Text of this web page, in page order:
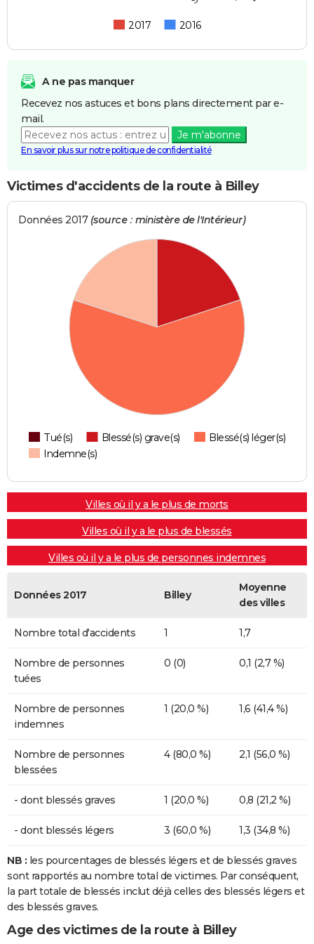
2017 2016
A ne pas manquer
Recevez nos astuces et bons plans directement par e-
mail.
Je m'abonne
En savoir plus sur notre politique de confidentialité
Victimes d'accidents de la route à Billey
Données 2017 (source : ministère de l'Intérieur)
Tué(s) Blessé(s) grave(s)
Blessé(s) léger(s)
Indemne(s)
Villes où il y a le plus de morts
Villes où il y a le plus de blessés
Villes où il y a le plus de personnes indemnes
Données 2017 Billey
Moyenne
des villes
Nombre total d'accidents 1 1,7
Nombre de personnes
tuées
0 (0) 0,1 (2,7 %)
Nombre de personnes
indemnes
1 (20,0 %) 1,6 (41,4 %)
Nombre de personnes
blessées
4 (80,0 %) 2,1 (56,0 %)
- dont blessés graves 1 (20,0 %) 0,8 (21,2 %)
- dont blessés légers 3 (60,0 %) 1,3 (34,8 %)
NB : les pourcentages de blessés légers et de blessés graves
sont rapportés au nombre total de victimes. Par conséquent,
la part totale de blessés inclut déjà celles des blessés légers et
des blessés graves.
Age des victimes de la route à Billey